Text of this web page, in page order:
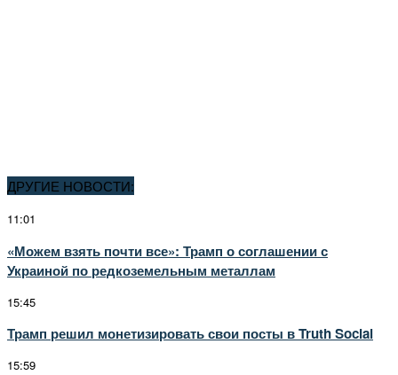
ДРУГИЕ НОВОСТИ:
11:01
«Можем взять почти все»: Трамп о соглашении с
Украиной по редкоземельным металлам
15:45
Трамп решил монетизировать свои посты в Truth Social
15:59